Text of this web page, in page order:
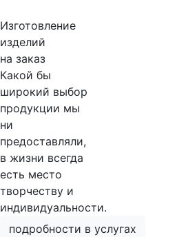
Изготовление
изделий
на заказ
Какой бы
широкий выбор
продукции мы
ни
предоставляли,
в жизни всегда
есть место
творчеству и
индивидуальности.
подробности в услугах